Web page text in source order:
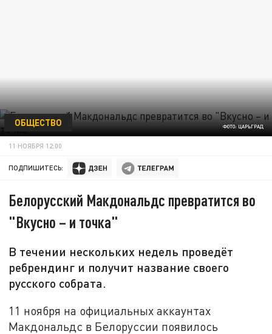
ФОТО: ЦАРЬГРАД
ОБЩЕСТВО
11 НОЯБРЯ 12:00
ПОДПИШИТЕСЬ:
Белорусский Макдональдс превратится во
"Вкусно – и точка"
В течении нескольких недель проведёт
ребрендинг и получит название своего
русского собрата.
11 ноября на официальных аккаунтах
Макдональдс в Белоруссии появилось